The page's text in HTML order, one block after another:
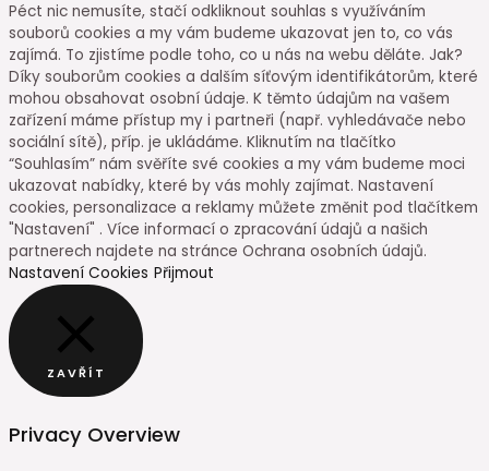
Péct nic nemusíte, stačí odkliknout souhlas s využíváním
souborů cookies a my vám budeme ukazovat jen to, co vás
zajímá. To zjistíme podle toho, co u nás na webu děláte. Jak?
Díky souborům cookies a dalším síťovým identifikátorům, které
mohou obsahovat osobní údaje. K těmto údajům na vašem
zařízení máme přístup my i partneři (např. vyhledávače nebo
sociální sítě), příp. je ukládáme. Kliknutím na tlačítko
“Souhlasím” nám svěříte své cookies a my vám budeme moci
ukazovat nabídky, které by vás mohly zajímat. Nastavení
cookies, personalizace a reklamy můžete změnit pod tlačítkem
"Nastavení" . Více informací o zpracování údajů a našich
partnerech najdete na stránce Ochrana osobních údajů.
Nastavení Cookies Přijmout
ZAVŘÍT
Privacy Overview